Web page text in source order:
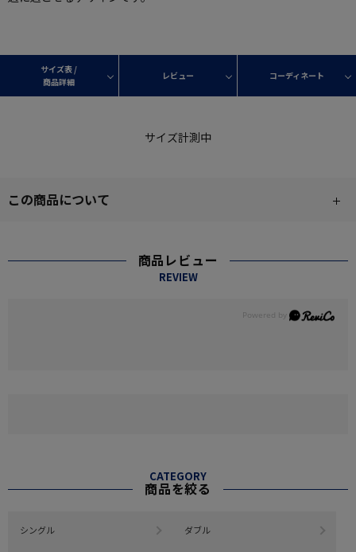
サイズ表 /
商品詳細
レビュー コーディネート
サイズ計測中
この商品について
商品レビュー
REVIEW
CATEGORY
商品を絞る
シングル ダブル